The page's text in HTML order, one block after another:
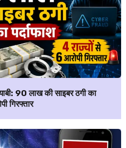
₹90 लाख की साइबर ठगी का
गिरफ्तार